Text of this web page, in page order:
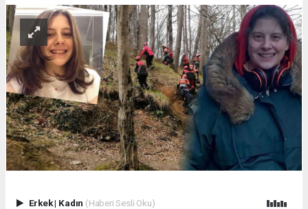
Erkek| Kadın (Haberi Sesli Oku)